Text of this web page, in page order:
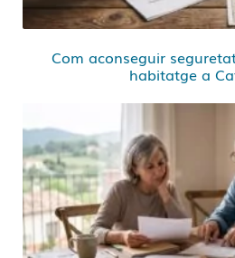
Com aconseguir
habitatge a